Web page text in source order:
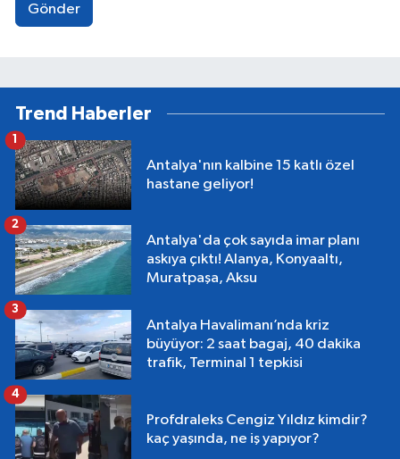
Gönder
Trend Haberler
Antalya'nın kalbine 15 katlı özel
hastane geliyor!
1
Antalya'da çok sayıda imar planı
askıya çıktı! Alanya, Konyaaltı,
Muratpaşa, Aksu
2
Antalya Havalimanı’nda kriz
büyüyor: 2 saat bagaj, 40 dakika
trafik, Terminal 1 tepkisi
3
Profdraleks Cengiz Yıldız kimdir?
kaç yaşında, ne iş yapıyor?
4